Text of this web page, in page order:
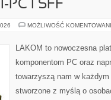
PC I SFF
MOŻLIWOŚĆ
LAKOM to nowoczesna
komponentom PC oraz
towarzyszą nam w
stworzone z myślą o